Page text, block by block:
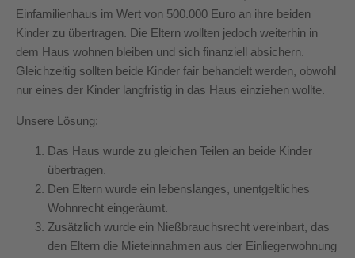
Einfamilienhaus im Wert von 500.000 Euro an ihre beiden
Kinder zu übertragen. Die Eltern wollten jedoch weiterhin in
dem Haus wohnen bleiben und sich finanziell absichern.
Gleichzeitig sollten beide Kinder fair behandelt werden, obwohl
nur eines der Kinder langfristig in das Haus einziehen wollte.
Unsere Lösung:
Das Haus wurde zu gleichen Teilen an beide Kinder
übertragen.
Den Eltern wurde ein lebenslanges, unentgeltliches
Wohnrecht eingeräumt.
Zusätzlich wurde ein Nießbrauchsrecht vereinbart, das
den Eltern die Mieteinnahmen aus der Einliegerwohnung